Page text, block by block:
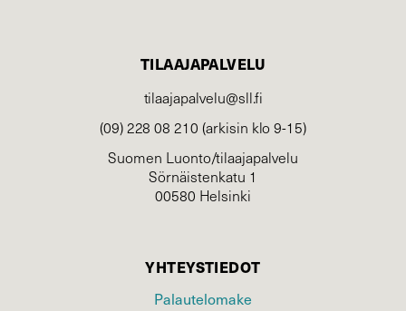
TILAAJAPALVELU
tilaajapalvelu@sll.fi
(09) 228 08 210 (arkisin klo 9-15)
Suomen Luonto/tilaajapalvelu
Sörnäistenkatu 1
00580 Helsinki
YHTEYSTIEDOT
Palautelomake